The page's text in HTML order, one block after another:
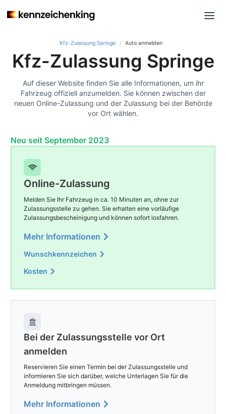
Kfz-Zulassung Springe Auto anmelden
Kfz-Zulassung Springe
Auf dieser Website finden Sie alle Informationen, um ihr
Fahrzeug offiziell anzumelden. Sie können zwischen der
neuen Online-Zulassung und der Zulassung bei der Behörde
vor Ort wählen.
Neu seit September 2023
Online-Zulassung
Melden Sie Ihr Fahrzeug in ca. 10 Minuten an, ohne zur
Zulassungsstelle zu gehen. Sie erhalten eine vorläufige
Zulassungsbescheinigung und können sofort losfahren.
Mehr Informationen
Wunschkennzeichen
Kosten
Bei der Zulassungsstelle vor Ort
anmelden
Reservieren Sie einen Termin bei der Zulassungsstelle und
informieren Sie sich darüber, welche Unterlagen Sie für die
Anmeldung mitbringen müssen.
Mehr Informationen